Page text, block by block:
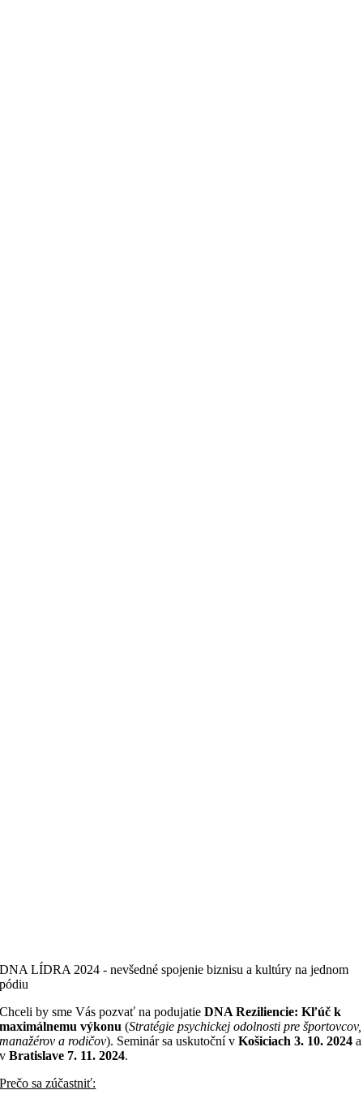
DNA LÍDRA 2024 - nevšedné spojenie biznisu a kultúry na jednom
pódiu
Chceli by sme Vás pozvať na podujatieDNA Reziliencie: Kľúč k
maximálnemu výkonu (Stratégie psychickej odolnosti pre športovcov,
manažérov a rodičov). Seminár sa uskutoční vKošiciach 3. 10. 2024a
vBratislave 7. 11. 2024.
Prečo sa zúčastniť: